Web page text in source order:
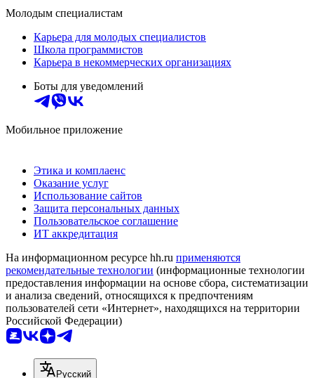
Молодым специалистам
Карьера для молодых специалистов
Школа программистов
Карьера в некоммерческих организациях
Боты для уведомлений
Мобильное приложение
Этика и комплаенс
Оказание услуг
Использование сайтов
Защита персональных данных
Пользовательское соглашение
ИТ аккредитация
На информационном ресурсе hh.ru применяются
рекомендательные технологии (информационные технологии
предоставления информации на основе сбора, систематизации
и анализа сведений, относящихся к предпочтениям
пользователей сети «Интернет», находящихся на территории
Российской Федерации)
Русский